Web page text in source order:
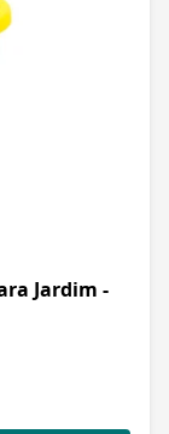
Jardim -